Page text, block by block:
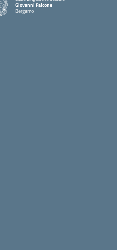
Giovanni Falcone
Bergamo
— Visita la pagina iniziale della scuola